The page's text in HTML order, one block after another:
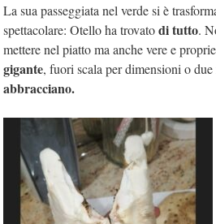
La sua passeggiata nel verde si è
spettacolare: Otello ha trovatodi tutto.
mettere nel piatto ma anche vere e
gigante, fuori scala per dimensioni o due
abbracciano.